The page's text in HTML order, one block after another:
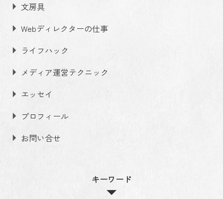
文房具
Webディレクターの仕事
ライフハック
メディア運営テクニック
エッセイ
プロフィール
お問い合せ
キーワード